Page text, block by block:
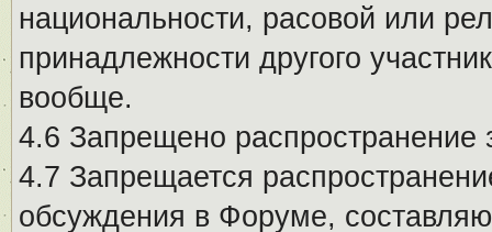
национальности, расовой или
принадлежности другого
вообще.
4.6 Запрещено
4.7 Запрещается
обсуждения в Форуме,